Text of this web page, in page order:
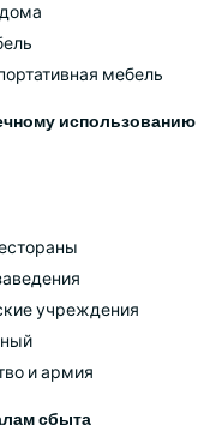
мебель
использованию
учреждения
и армия
сбыта